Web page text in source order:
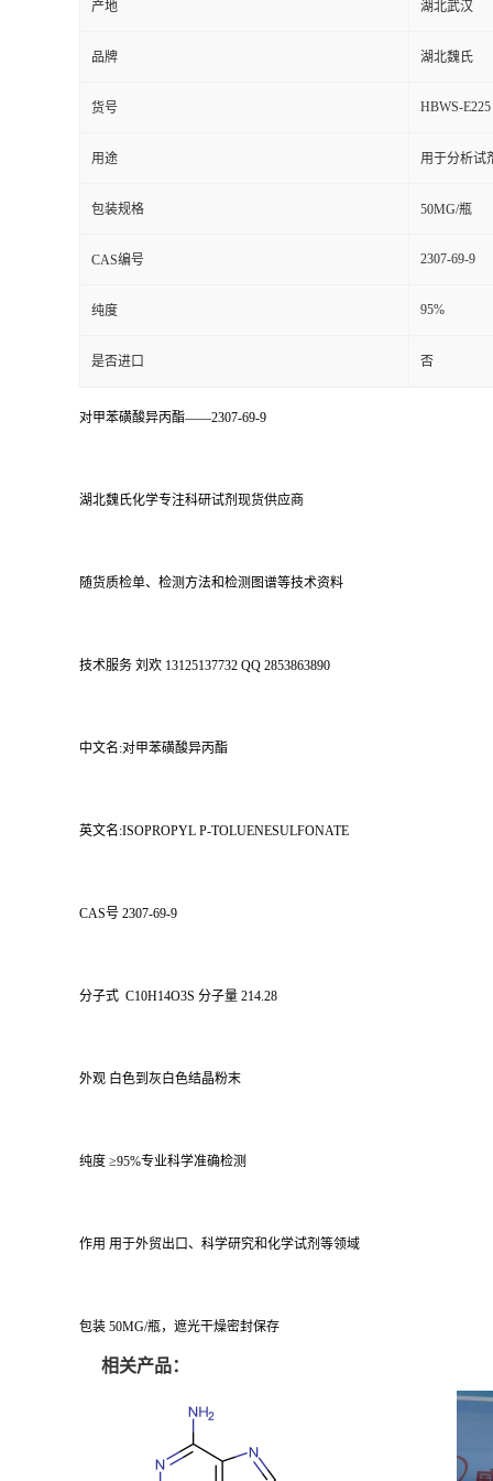
产地 湖北武汉
品牌 湖北魏氏
货号 HBWS-E225
用途 用于分析试
包装规格 50MG/瓶
CAS编号 2307-69-9
纯度 95%
是否进口 否
对甲苯磺酸异丙酯——2307-69-9
湖北魏氏化学专注科研试剂现货供应商
随货质检单、检测方法和检测图谱等技术资料
技术服务 刘欢 13125137732 QQ 2853863890
中文名:对甲苯磺酸异丙酯
英文名:ISOPROPYL P-TOLUENESULFONATE
CAS号 2307-69-9
分子式 C10H14O3S 分子量 214.28
外观 白色到灰白色结晶粉末
纯度 ≥95%专业科学准确检测
作用 用于外贸出口、科学研究和化学试剂等领域
包装 50MG/瓶，遮光干燥密封保存
相关产品：